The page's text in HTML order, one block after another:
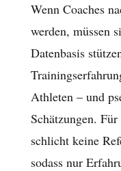
Wenn Coaches
werden, müssen
Datenbasis
Athleten – und
Schätzungen.
schlicht keine
sodass nur